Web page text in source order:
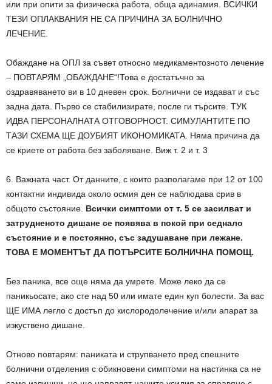
или при опити за физическа работа, обща адинамия. ВСИЧКИ
ТЕЗИ ОПЛАКВАНИЯ НЕ СА ПРИЧИНА ЗА БОЛНИЧНО
ЛЕЧЕНИЕ.
Обаждане на ОПЛ за съвет относно медикаментозното лечение
– ПОВТАРЯМ „ОБАЖДАНЕ“!Това е достатъчно за
оздравяването ви в 10 дневен срок. Болнични се издават и със
задна дата. Първо се стабилизирате, после ги търсите. ТУК
ИДВА ПЕРСОНАЛНАТА ОТГОВОРНОСТ. СИМУЛАНТИТЕ ПО
ТАЗИ СХЕМА ЩЕ ДОУБИЯТ ИКОНОМИКАТА. Няма причина да
се криете от работа без заболяване. Виж т. 2 и т. 3
6. Важната част. От данните, с които разполагаме при 12 от 100
контактни индивида около осмия ден се наблюдава срив в
общото състояние. Всички симптоми от т. 5 се засилват и
затрудненото дишане се появява в покой при седнало
състояние и е постоянно, със задушаване при лежане.
ТОВА Е МОМЕНТЪТ ДА ПОТЪРСИТЕ БОЛНИЧНА ПОМОЩ.
Без паника, все още няма да умрете. Може леко да се
паникьосате, ако сте над 50 или имате един куп болести. За вас
ЩЕ ИМА легло с достъп до кислородолечение и/или апарат за
изкуствено дишане.
Отново повтарям: паниката и струпването пред спешните
болнични отделения с обикновени симптоми на настинка са не